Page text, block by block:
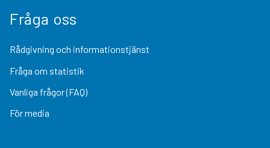
Fråga oss
Rådgivning och informationstjänst
Fråga om statistik
Vanliga frågor (FAQ)
För media